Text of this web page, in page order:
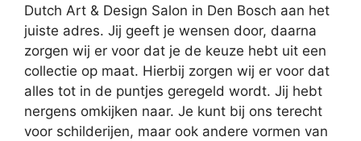
Dutch Art & Design Salon in Den Bosch aan het
juiste adres. Jij geeft je wensen door, daarna
zorgen wij er voor dat je de keuze hebt uit een
collectie op maat. Hierbij zorgen wij er voor dat
alles tot in de puntjes geregeld wordt. Jij hebt
nergens omkijken naar. Je kunt bij ons terecht
voor schilderijen, maar ook andere vormen van